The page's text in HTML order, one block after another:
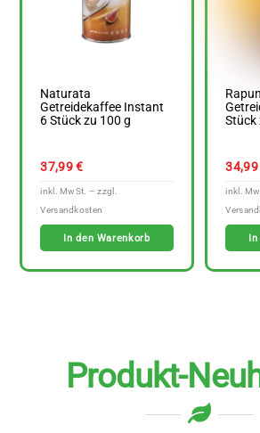
Naturata
Getreidekaffee Instant
6 Stück zu 100 g
37,99€
In den Warenkorb
Stück
In
Produkt-